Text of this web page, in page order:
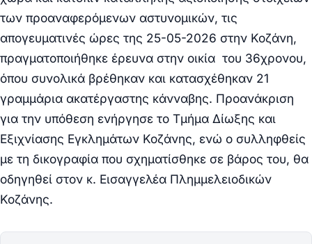
των προαναφερόμενων αστυνομικών, τις
απογευματινές ώρες της 25-05-2026 στην Κοζάνη,
πραγματοποιήθηκε έρευνα στην οικία του 36χρονου,
όπου συνολικά βρέθηκαν και κατασχέθηκαν 21
γραμμάρια ακατέργαστης κάνναβης. Προανάκριση
για την υπόθεση ενήργησε το Τμήμα Δίωξης και
Εξιχνίασης Εγκλημάτων Κοζάνης, ενώ ο συλληφθείς
με τη δικογραφία που σχηματίσθηκε σε βάρος του, θα
οδηγηθεί στον κ. Εισαγγελέα Πλημμελειοδικών
Κοζάνης.